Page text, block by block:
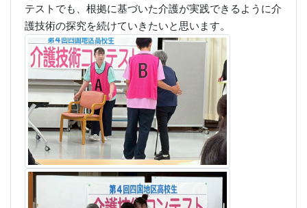
テストでも、根拠に基づいた介護が実践できるように介
護技術の探究を続けていきたいと思います。